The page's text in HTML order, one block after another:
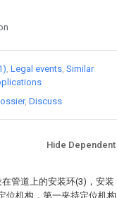
Legal events Similar
Discuss
Hide Dependent
管道上的安装环(3)，安装
位机构，第一夹持定位机构